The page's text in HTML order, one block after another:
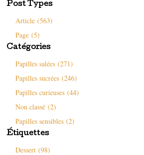
Post Types
Article (563)
Page (5)
Catégories
Papilles salées (271)
Papilles sucrées (246)
Papilles curieuses (44)
Non classé (2)
Papilles sensibles (2)
Étiquettes
Dessert (98)